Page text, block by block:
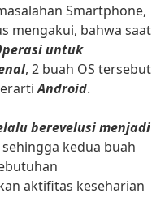
Smartphone,
mengakui, bahwa saat
untuk
, 2 buah OS tersebut
Android.
berevelusi menjadi
sehingga kedua buah
aktifitas keseharian